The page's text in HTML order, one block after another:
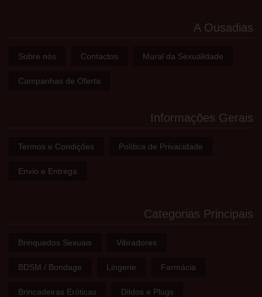
A Ousadias
Sobre nós Contactos Mural da Sexualidade
Campanhas de Oferta
Informações Gerais
Termos e Condições Política de Privacidade
Envio e Entrega
Categorias Principais
Brinquedos Sexuais Vibradores
BDSM / Bondage Lingerie Farmácia
Brincadeiras Eróticas Dildos e Plugs